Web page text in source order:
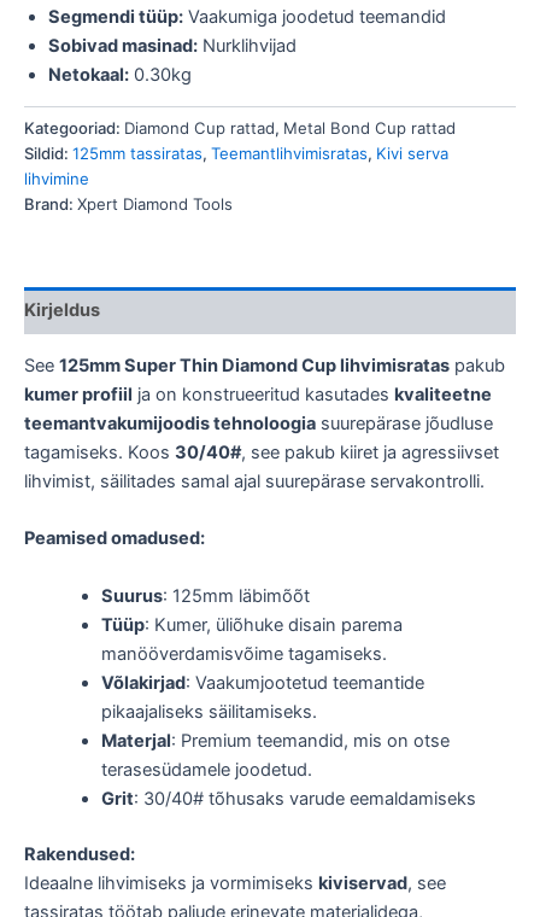
Segmendi tüüp: Vaakumiga joodetud teemandid
Sobivad masinad: Nurklihvijad
Netokaal: 0.30kg
Kategooriad: Diamond Cup rattad, Metal Bond Cup rattad
Sildid: 125mm tassiratas, Teemantlihvimisratas, Kivi serva
lihvimine
Brand: Xpert Diamond Tools
Kirjeldus
See 125mm Super Thin Diamond Cup lihvimisratas pakub
kumer profiil ja on konstrueeritud kasutades kvaliteetne
teemantvakumijoodis tehnoloogia suurepärase jõudluse
tagamiseks. Koos 30/40#, see pakub kiiret ja agressiivset
lihvimist, säilitades samal ajal suurepärase servakontrolli.
Peamised omadused:
Suurus: 125mm läbimõõt
Tüüp: Kumer, üliõhuke disain parema
manööverdamisvõime tagamiseks.
Võlakirjad: Vaakumjootetud teemantide
pikaajaliseks säilitamiseks.
Materjal: Premium teemandid, mis on otse
terasesüdamele joodetud.
Grit: 30/40# tõhusaks varude eemaldamiseks
Rakendused:
Ideaalne lihvimiseks ja vormimiseks kiviservad, see
tassiratas töötab paljude erinevate materjalidega,